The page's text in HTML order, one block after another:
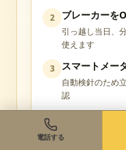
2 ブレーカーを
引っ越し当日、
使えます
3 スマートメー
自動検針のため
認
立会い不要
電話する